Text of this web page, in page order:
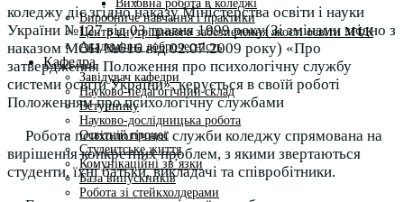
Виховна робота в коледжі
Виробниче навчання і практики
Центр внутрішнього забезпечення якості освіти МФК
Академічна доброчесність
Кафедра
Завідувач кафедри
Науково-педагогічний склад
Вступнику
Науково-дослідницька робота
Освітній процес
Студентське життя
Комунікаційні зв’язки
База випускників
Робота зі стейкхолдерами
коледжу діє згідно наказу Міністерства освіти і науки
України №127 від 03 травня 1999 року(Зі змінами згідно з
наказом МОН №616 від 02.07.2009 року) «Про
затвердження Положення про психологічну службу
системи освіти України», керується в своїй роботі
Положенням про психологічну службами
Робота психологічної служби коледжу спрямована на
вирішення конкретних проблем, з якими звертаються
студенти, їхні батьки, викладачі та співробітники.